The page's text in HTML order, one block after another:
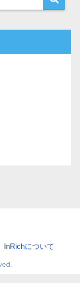
InRichについて